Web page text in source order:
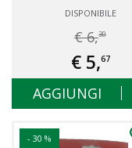
DISPONIBILE
€ 6,30
€ 5,67
AGGIUNGI
- 30 %